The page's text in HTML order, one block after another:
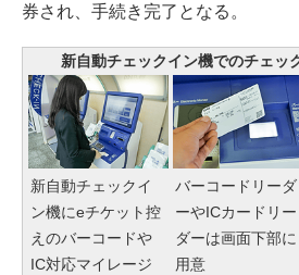
券され、手続き完了となる。
新自動チェックイン機でのチェッ
新自動チェックイ
ン機にeチケット控
えのバーコードや
IC対応マイレージ
バーコードリーダ
ーやICカードリー
ダーは画面下部に
用意